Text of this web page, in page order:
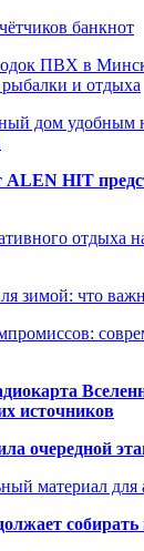
банкнот
ПВХ в
и отдыха
дом удобным
ALEN HIT
отдыха
зимой: что
источников
очередной
материал для
собирать